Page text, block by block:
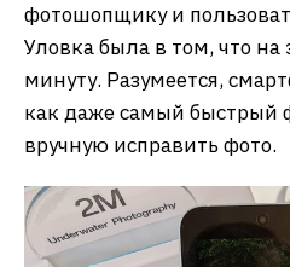
фотошопщику и
Уловка была в том, что на
минуту. Разумеется,
как даже самый быстрый
вручную исправить фото.